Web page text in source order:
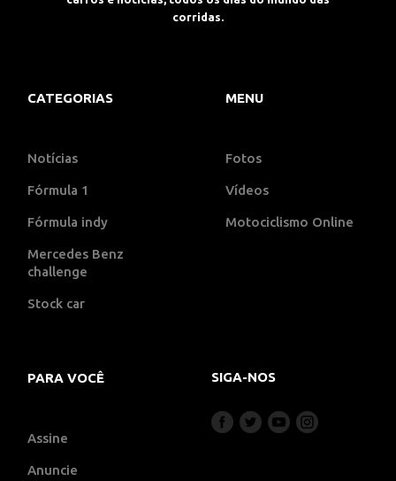
corridas.
CATEGORIAS
Notícias
Fórmula 1
Fórmula indy
Mercedes Benz
challenge
Stock car
MENU
Fotos
Vídeos
Motociclismo Online
PARA VOCÊ
Assine
Anuncie
SIGA-NOS